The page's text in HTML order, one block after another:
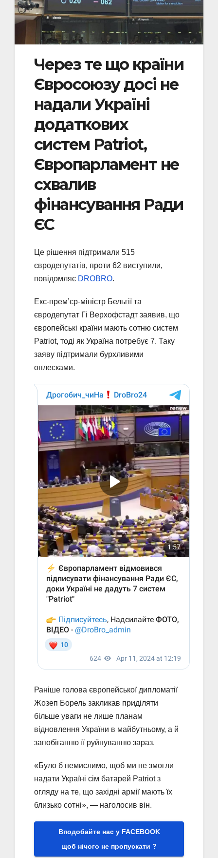
Через те що країни
Євросоюзу досі не
надали Україні
додаткових
систем Patriot,
Європарламент не
схвалив
фінансування Ради
ЄС
Це рішення підтримали 515
євродепутатів, проти 62 виступили,
повідомляє DROBRO.
Екс-прем’єр-міністр Бельгії та
євродепутат Гі Верхофстадт заявив, що
європейські країни мають сотню систем
Patriot, тоді як Україна потребує 7. Таку
заяву підтримали бурхливими
оплесками.
Раніше голова європейської дипломатії
Жозеп Борель закликав приділяти
більше уваги не лише планам
відновлення України в майбутньому, а й
запобіганню її руйнуванню зараз.
«Було б немислимо, щоб ми не змогли
надати Україні сім батарей Patriot з
огляду на те, що західні армії мають їх
близько сотні», — наголосив він.
Вподобайте нас у FACEBOOK
щоб нічого не пропускати ?